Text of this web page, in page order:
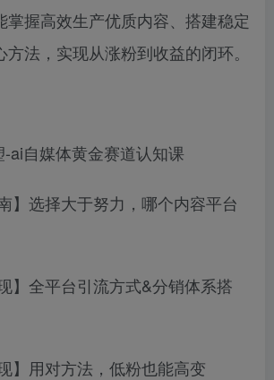
掌握高效生产优质内容、搭建稳定
法，实现从涨粉到收益的闭环。
ai自媒体黄金赛道认知课
】选择大于努力，哪个内容平台
】全平台引流方式&分销体系搭
】用对方法，低粉也能高变